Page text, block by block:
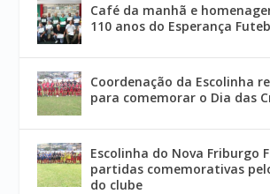
Café da manhã e
110 anos do Esperança
Coordenação da Escolinha
para comemorar o Dia das
Escolinha do Nova Friburgo
partidas comemorativas
do clube